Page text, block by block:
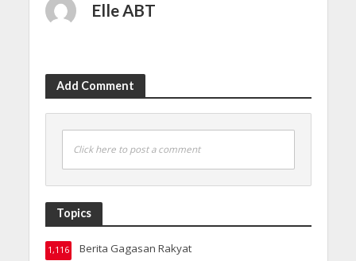
Elle ABT
Add Comment
Click here to post a comment
Topics
Berita Gagasan Rakyat
1,116